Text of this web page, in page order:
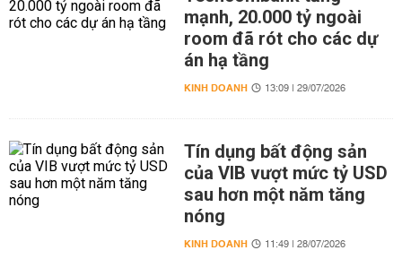
mạnh, 20.000 tỷ ngoài
room đã rót cho các dự
án hạ tầng
KINH DOANH 13:09 | 29/07/2026
Tín dụng bất động sản
của VIB vượt mức tỷ USD
sau hơn một năm tăng
nóng
KINH DOANH 11:49 | 28/07/2026